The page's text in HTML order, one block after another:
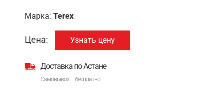
Марка: Terex
Цена: Узнать цену
Доставка по Астане
Самовывоз — бесплатно